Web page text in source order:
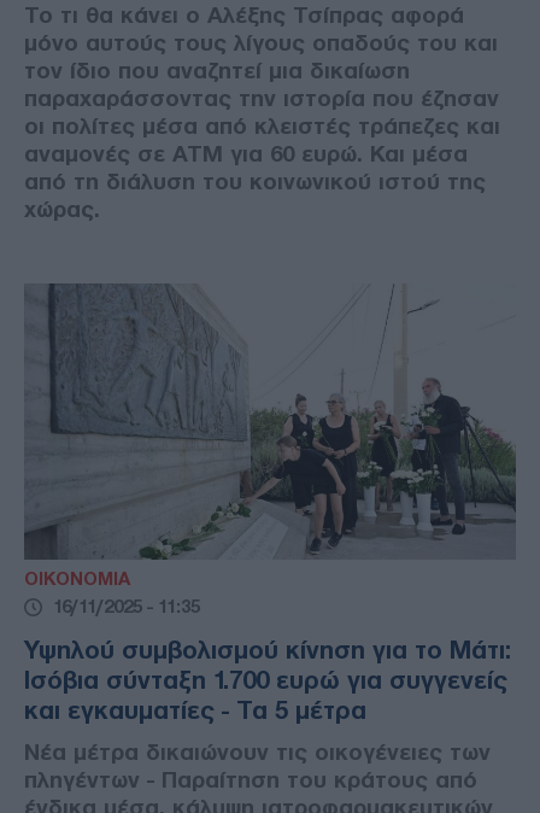
Το τι θα κάνει ο Αλέξης Τσίπρας αφορά
μόνο αυτούς τους λίγους οπαδούς του και
τον ίδιο που αναζητεί μια δικαίωση
παραχαράσσοντας την ιστορία που έζησαν
οι πολίτες μέσα από κλειστές τράπεζες και
αναμονές σε ΑΤΜ για 60 ευρώ. Και μέσα
από τη διάλυση του κοινωνικού ιστού της
χώρας.
ΟΙΚΟΝΟΜΙΑ
16/11/2025 - 11:35
Υψηλού συμβολισμού κίνηση για το Μάτι:
Ισόβια σύνταξη 1.700 ευρώ για συγγενείς
και εγκαυματίες - Τα 5 μέτρα
Νέα μέτρα δικαιώνουν τις οικογένειες των
πληγέντων - Παραίτηση του κράτους από